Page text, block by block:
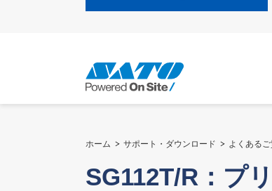
ホーム サポート・ダウンロード よくある
SG112T/R：プ